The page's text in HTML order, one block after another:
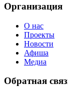
Организация
О нас
Проекты
Новости
Афиша
Медиа
Обратная